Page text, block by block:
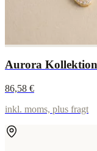
Aurora Kollektion
86,58 €
inkl. moms, plus fragt